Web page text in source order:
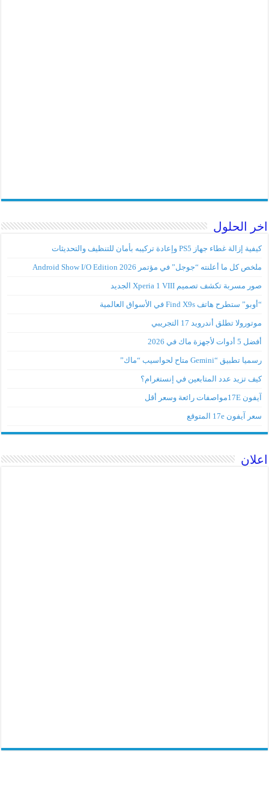
اخر الحلول
كيفية إزالة غطاء جهاز PS5 وإعادة تركيبه بأمان للتنظيف والتحديثات
ملخص كل ما أعلنته “جوجل” في مؤتمر Android Show I/O Edition 2026
صور مسربة تكشف تصميم Xperia 1 VIII الجديد
“أوبو” ستطرح هاتف Find X9s في الأسواق العالمية
موتورولا تطلق أندرويد 17 التجريبي
أفضل 5 أدوات لأجهزة ماك في 2026
رسميا تطبيق “Gemini متاح لحواسيب “ماك”
كيف تزيد عدد المتابعين في إنستغرام؟
آيفون 17Eمواصفات رائعة وسعر أقل
سعر آيفون 17e المتوقع
اعلان